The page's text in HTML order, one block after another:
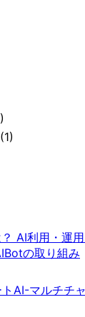
(1)
AI利用・運
の取り組み
AI-マルチチ